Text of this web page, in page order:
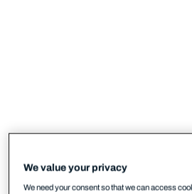
We value your privacy
We need your consent so that we can access